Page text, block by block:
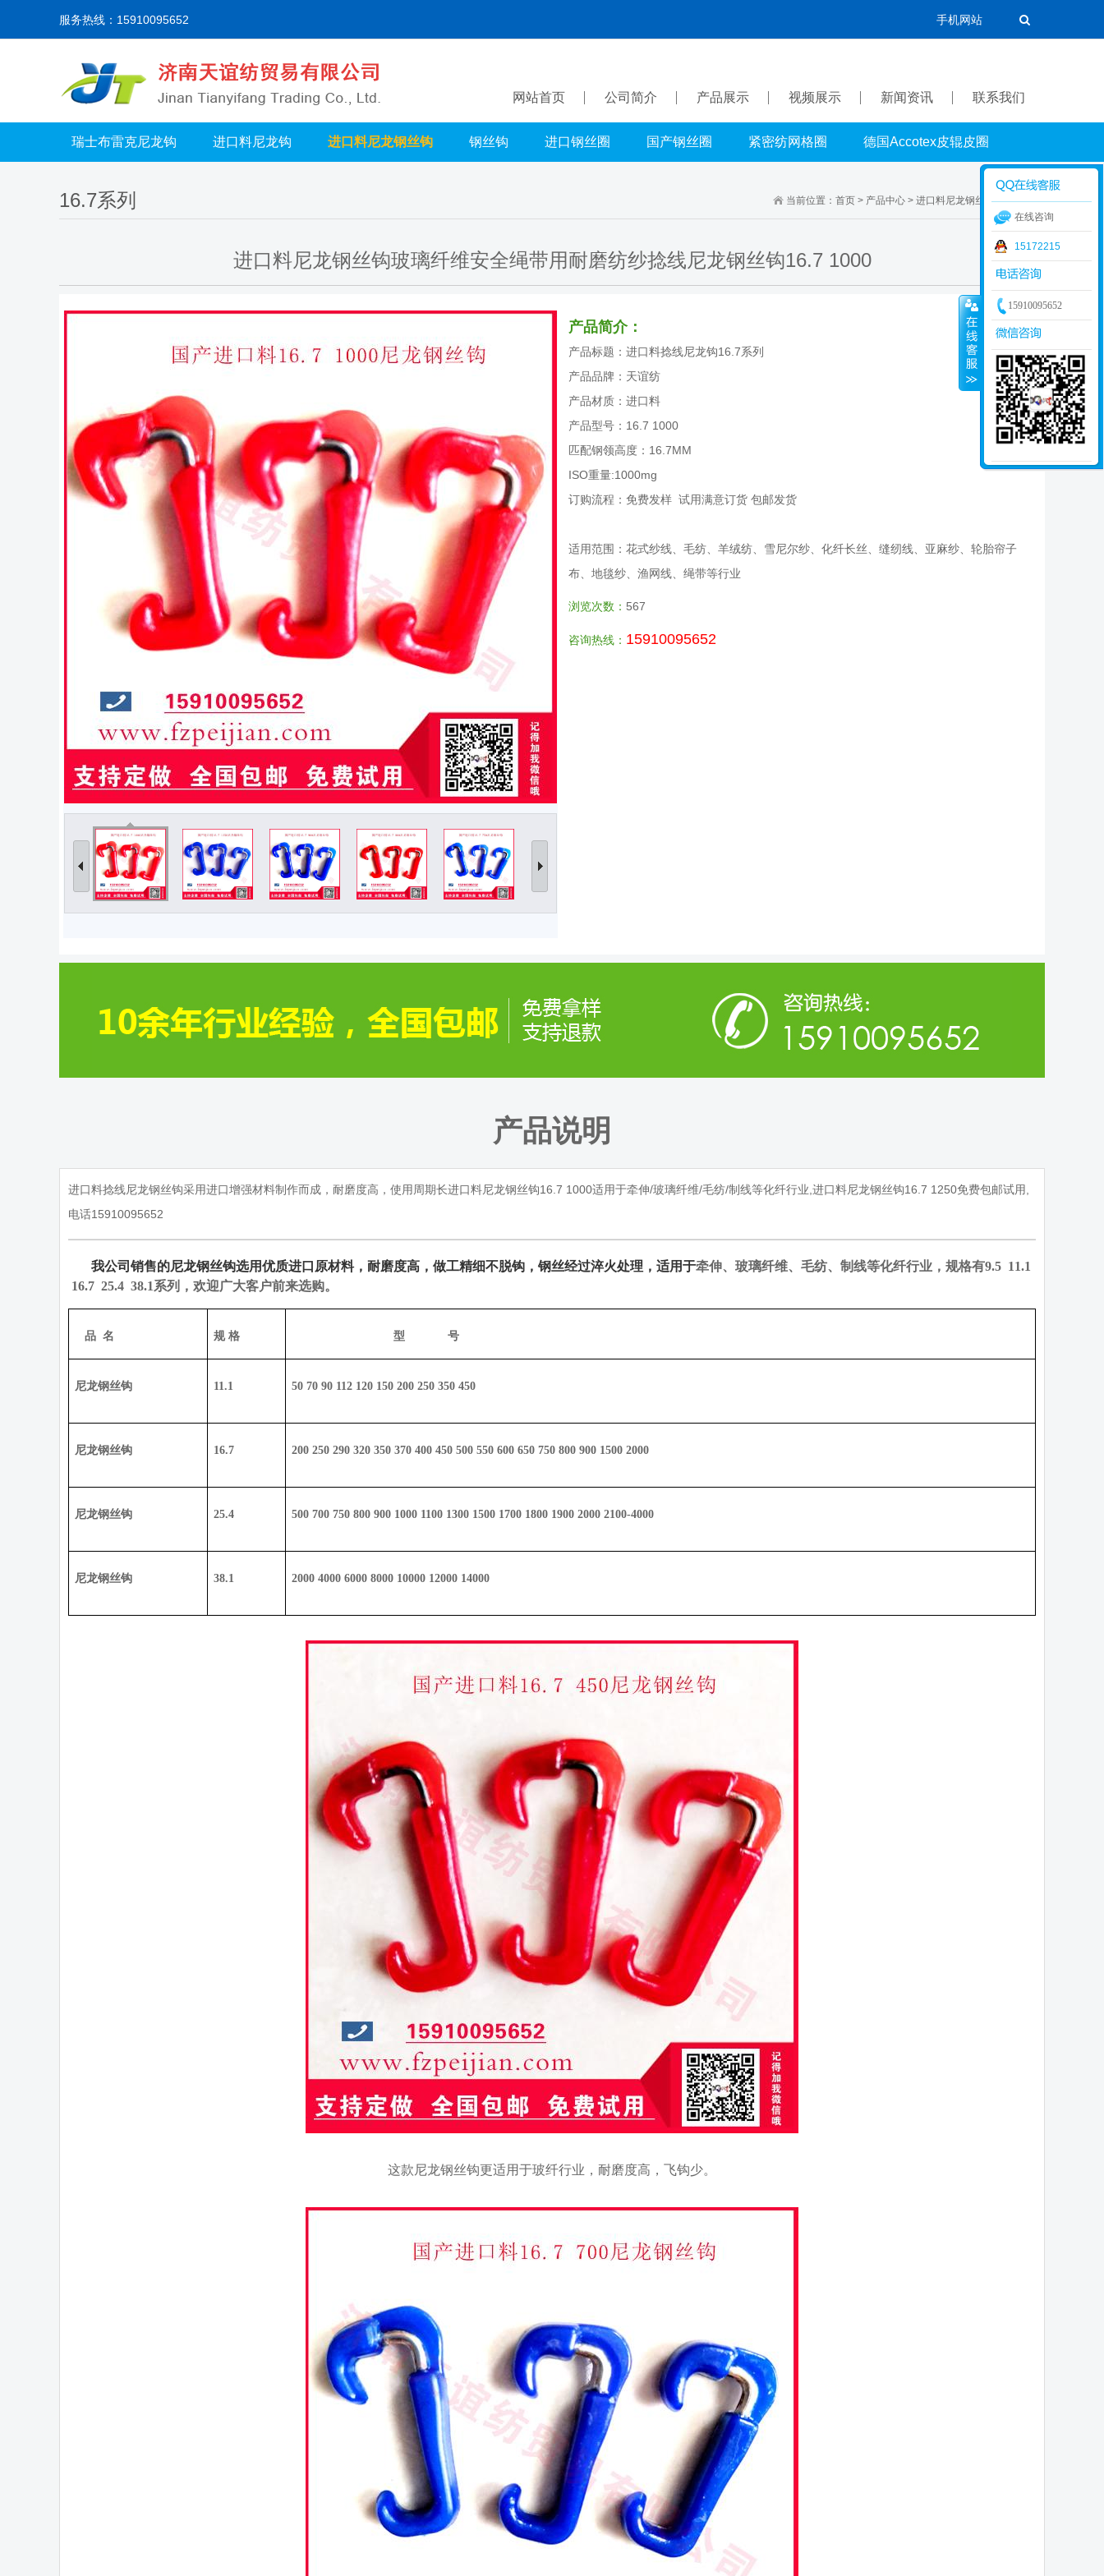
服务热线：15910095652 手机网站
网站首页 公司简介 产品展示 视频展示 新闻资讯 联系我们
瑞士布雷克尼龙钩 进口料尼龙钩 进口料尼龙钢丝钩 钢丝钩 进口钢丝圈 国产钢丝圈 紧密纺网格圈 德国Accotex皮辊皮圈
当前位置： 首页 > 产品中心 > 进口料尼龙钢丝钩>16.7系列
16.7系列
进口料尼龙钢丝钩玻璃纤维安全绳带用耐磨纺纱捻线尼龙钢丝钩16.7 1000
产品简介：
产品标题：进口料捻线尼龙钩16.7系列
产品品牌：天谊纺
产品材质：进口料
产品型号：16.7 1000
匹配钢领高度：16.7MM
ISO重量:1000mg
订购流程：免费发样 试用满意订货 包邮发货
适用范围：花式纱线、毛纺、羊绒纺、雪尼尔纱、化纤长丝、缝纫线、亚麻纱、轮胎帘子
布、地毯纱、渔网线、绳带等行业
浏览次数： 567
咨询热线： 15910095652
产品说明
进口料捻线尼龙钢丝钩采用进口增强材料制作而成，耐磨度高，使用周期长进口料尼龙钢丝钩16.7 1000适用于牵伸/玻璃纤维/毛纺/制线等化纤行业,进口料尼龙钢丝钩16.7 1250免费包邮试用,
电话15910095652
我公司销售的尼龙钢丝钩选用优质进口原材料，耐磨度高，做工精细不脱钩，钢丝经过淬火处理，适用于牵伸、玻璃纤维、毛纺、制线等化纤行业，规格有9.5 11.1
16.7 25.4 38.1 系列，欢迎广大客户前来选购。
品 名 规 格 型 号
尼龙钢丝钩 11.1 50 70 90 112 120 150 200 250 350 450
尼龙钢丝钩 16.7 200 250 290 320 350 370 400 450 500 550 600 650 750 800 900 1500 2000
尼龙钢丝钩 25.4 500 700 750 800 900 1000 1100 1300 1500 1700 1800 1900 2000 2100-4000
尼龙钢丝钩 38.1 2000 4000 6000 8000 10000 12000 14000
这款尼龙钢丝钩更适用于玻纤行业，耐磨度高，飞钩少。
在线咨询
15172215
15910095652